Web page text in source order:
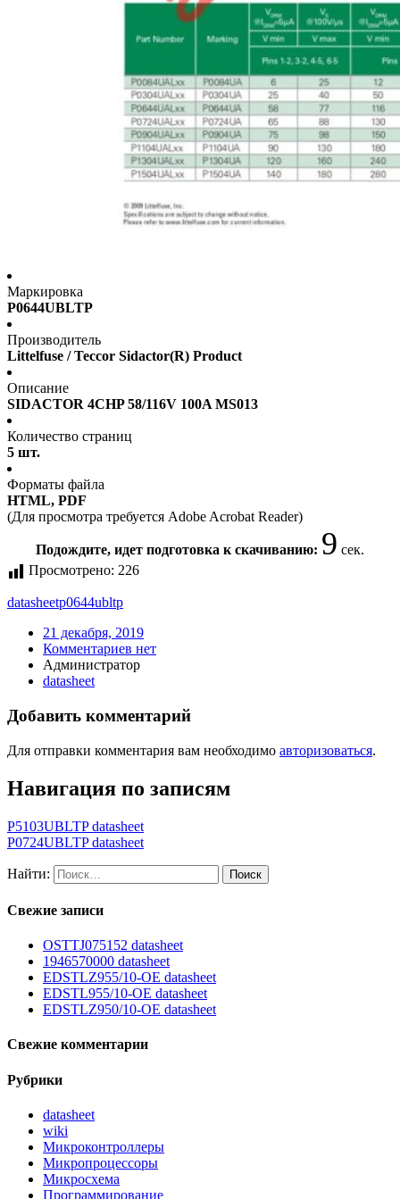
Маркировка
P0644UBLTP
Производитель
Littelfuse / Teccor Sidactor(R) Product
Описание
SIDACTOR 4CHP 58/116V 100A MS013
Количество страниц
5 шт.
Форматы файла
HTML, PDF
(Для просмотра требуется Adobe Acrobat Reader)
Подождите, идет подготовка к скачиванию: 9 сек.
Просмотрено: 226
datasheetp0644ubltp
21 декабря, 2019
Комментариев нет
Администратор
datasheet
Добавить комментарий
Для отправки комментария вам необходимо авторизоваться.
Навигация по записям
P5103UBLTP datasheet
P0724UBLTP datasheet
Найти:
Свежие записи
OSTTJ075152 datasheet
1946570000 datasheet
EDSTLZ955/10-OE datasheet
EDSTL955/10-OE datasheet
EDSTLZ950/10-OE datasheet
Свежие комментарии
Рубрики
datasheet
wiki
Микроконтроллеры
Микропроцессоры
Микросхема
Программирование